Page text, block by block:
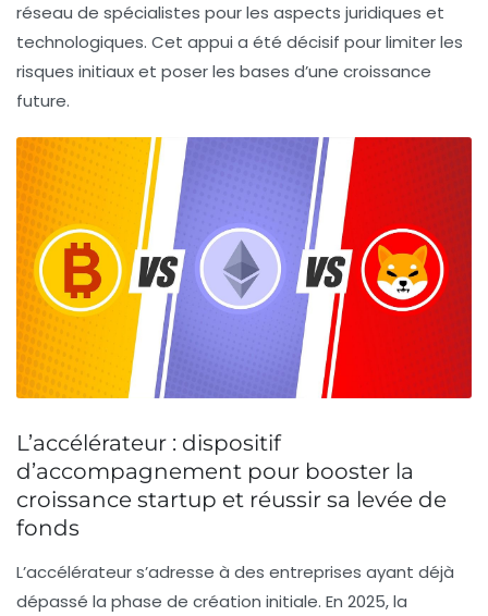
réseau de spécialistes pour les aspects juridiques et
technologiques. Cet appui a été décisif pour limiter les
risques initiaux et poser les bases d’une croissance
future.
L’accélérateur : dispositif
d’accompagnement pour booster la
croissance startup et réussir sa levée de
fonds
L’accélérateur s’adresse à des entreprises ayant déjà
dépassé la phase de création initiale. En 2025, la